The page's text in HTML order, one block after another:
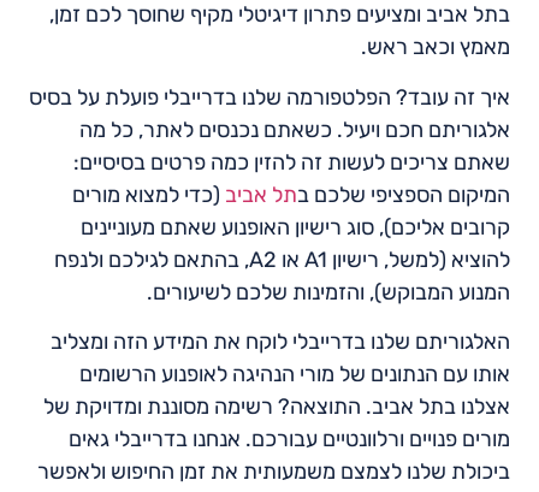
בתל אביב ומציעים פתרון דיגיטלי מקיף שחוסך לכם זמן,
מאמץ וכאב ראש.
איך זה עובד? הפלטפורמה שלנו בדרייבלי פועלת על בסיס
אלגוריתם חכם ויעיל. כשאתם נכנסים לאתר, כל מה
שאתם צריכים לעשות זה להזין כמה פרטים בסיסיים:
המיקום הספציפי שלכם בתל אביב (כדי למצוא מורים
קרובים אליכם), סוג רישיון האופנוע שאתם מעוניינים
להוציא (למשל, רישיון A1 או A2, בהתאם לגילכם ולנפח
המנוע המבוקש), והזמינות שלכם לשיעורים.
האלגוריתם שלנו בדרייבלי לוקח את המידע הזה ומצליב
אותו עם הנתונים של מורי הנהיגה לאופנוע הרשומים
אצלנו בתל אביב. התוצאה? רשימה מסוננת ומדויקת של
מורים פנויים ורלוונטיים עבורכם. אנחנו בדרייבלי גאים
ביכולת שלנו לצמצם משמעותית את זמן החיפוש ולאפשר